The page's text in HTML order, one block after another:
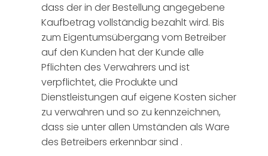
dass der in der Bestellung angegebene
Kaufbetrag vollständig bezahlt wird. Bis
zum Eigentumsübergang vom Betreiber
auf den Kunden hat der Kunde alle
Pflichten des Verwahrers und ist
verpflichtet, die Produkte und
Dienstleistungen auf eigene Kosten sicher
zu verwahren und so zu kennzeichnen,
dass sie unter allen Umständen als Ware
des Betreibers erkennbar sind .